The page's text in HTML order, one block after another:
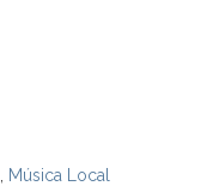
Música Local